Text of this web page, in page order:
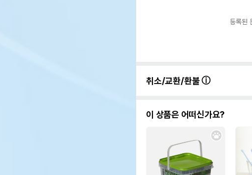
등록된
취소/교환/환불
이 상품은 어떠신가요?